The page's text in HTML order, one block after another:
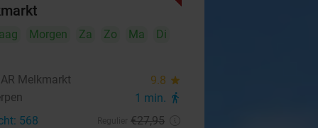
Morgen Za Zo Ma
Di
Melkmarkt
9.8 star
1 min. directions_walk
568 €27,95